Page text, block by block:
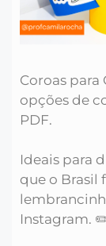
Coroas
opções de
PDF.
Ideais para
que o Brasil
Instagram.